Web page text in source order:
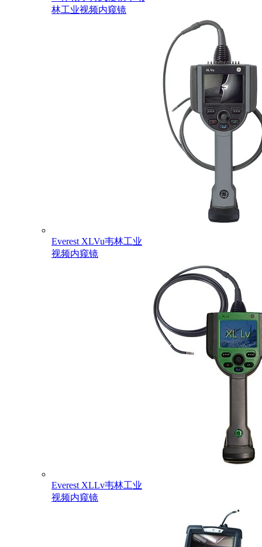
林工业视频内窥镜
Everest XLVu韦林工业
视频内窥镜
Everest XLLv韦林工业
视频内窥镜